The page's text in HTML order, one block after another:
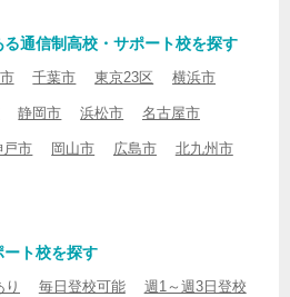
通信制高校・サポート校を探す
千葉市 東京23区 横浜市
静岡市 浜松市 名古屋市
戸市 岡山市 広島市 北九州市
ト校を探す
毎日登校可能 週1～週3日登校